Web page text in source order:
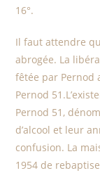
16°.
Il faut attendre
abrogée. La
fêtée par Pernod
Pernod
Pernod 51,
d’alcool et leur
confusion. La
1954 de